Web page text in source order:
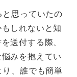
と思っていたの
しれないと知
送付する際、
みを抱えてい
、誰でも簡単